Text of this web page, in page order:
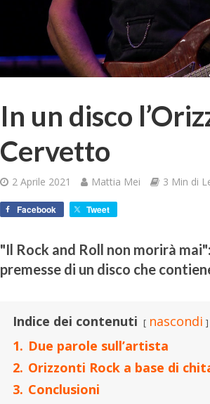
In un disco
Cervetto
2 Aprile 2021 Mattia Mei 3 Min di
Facebook Tweet
"Il Rock and Roll non morirà
premesse di un disco che
Indice dei contenuti
nascondi
1. Due parole sull’artista
2. Orizzonti Rock a base di
3. Conclusioni